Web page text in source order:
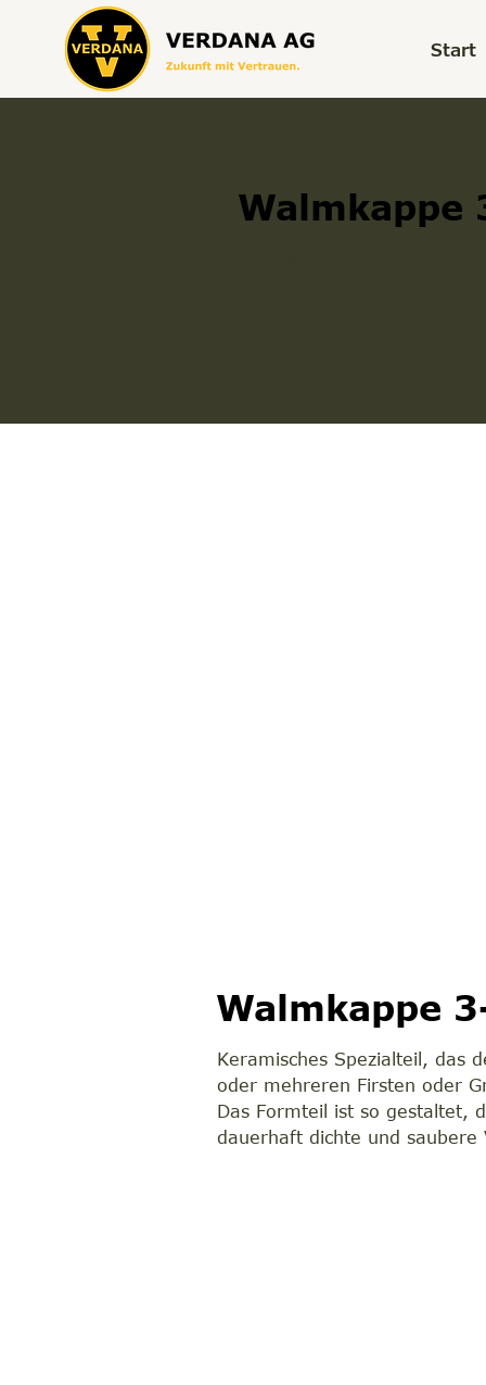
Start
Walmkappe
Walmkappe
Keramisches Spezialteil, das
oder mehreren Firsten oder
Das Formteil ist so gestaltet,
dauerhaft dichte und saubere